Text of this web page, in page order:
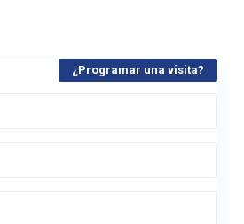
¿Programar una visita?